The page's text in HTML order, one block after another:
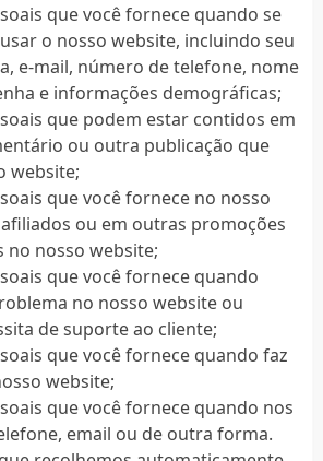
que você fornece quando se
o nosso website, incluindo seu
e-mail, número de telefone, nome
e informações demográficas;
que podem estar contidos em
ou outra publicação que
website;
que você fornece no nosso
ou em outras promoções
no nosso website;
que você fornece quando
no nosso website ou
de suporte ao cliente;
que você fornece quando faz
website;
que você fornece quando nos
email ou de outra forma.